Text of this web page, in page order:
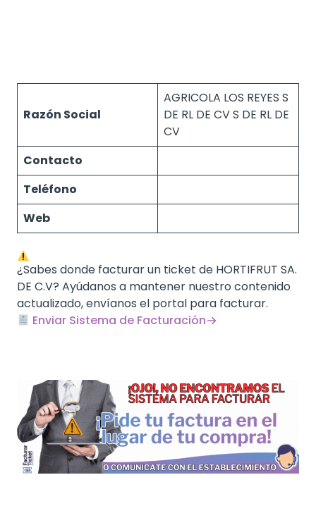
Razón Social
AGRICOLA LOS REYES S
DE RL DE CV S DE RL DE
CV
Contacto
Teléfono
Web
¿Sabes donde facturar un ticket de HORTIFRUT SA.
DE C.V? Ayúdanos a mantener nuestro contenido
actualizado, envíanos el portal para facturar.
Enviar Sistema de Facturación